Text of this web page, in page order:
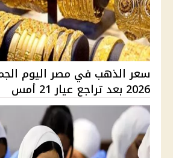
2026 بعد تراجع عيار 21 أمس